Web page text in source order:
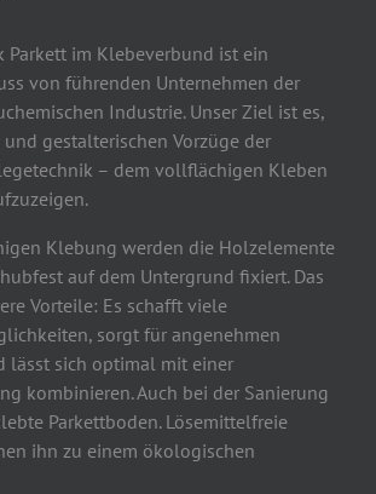
Parkett im Klebeverbund ist ein
von führenden Unternehmen der
Industrie. Unser Ziel ist es,
gestalterischen Vorzüge der
– dem vollflächigen Kleben
Klebung werden die Holzelemente
auf dem Untergrund fixiert. Das
Vorteile: Es schafft viele
sorgt für angenehmen
lässt sich optimal mit einer
kombinieren. Auch bei der Sanierung
Parkettboden. Lösemittelfreie
ihn zu einem ökologischen